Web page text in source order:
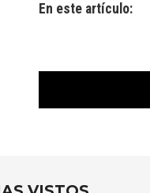
En este artículo: